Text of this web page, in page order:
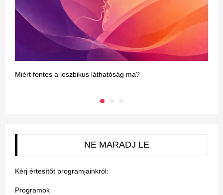
Miért fontos a leszbikus láthatóság ma?
NE MARADJ LE
Kérj értesítőt programjainkról:
Programok